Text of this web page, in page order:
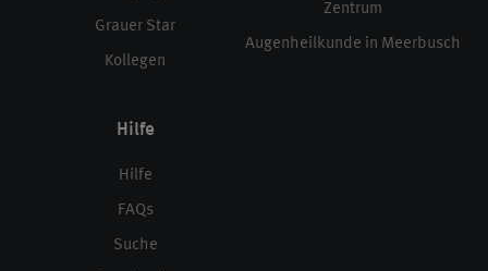
Grauer Star
Kollegen
Zentrum
Augenheilkunde in Meerbusch
Hilfe
Hilfe
FAQs
Suche